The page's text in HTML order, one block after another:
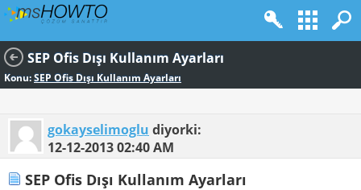
SEP Ofis Dışı Kullanım Ayarları
Konu:SEP Ofis Dışı Kullanım Ayarları
gokayselimoglu diyorki:
12-12-201302:40 AM
SEP Ofis Dışı Kullanım Ayarları